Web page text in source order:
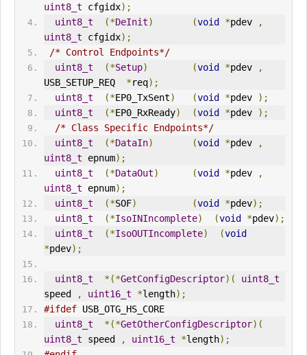
uint8_t cfgidx);
uint8_t
(*DeInit) (void *pdev
,
uint8_t cfgidx);
/* Control Endpoints*/
uint8_t
(*Setup) (void *pdev
,
USB_ SETUP_REQ *req);
uint8_t
(*EP0_TxSent) (void *pdev
);
uint8_t
(*EP0_RxReady) (void *pdev
);
/* Class Specific Endpoints*/
uint8_t
(*DataIn) (void *pdev
,
uint8_t epnum);
uint8_t
(*DataOut) (void *pdev
,
uint8_t epnum);
uint8_t
(*SOF) (void *pdev);
uint8_t
(*IsoINIncomplete) (void *pdev);
uint8_t
(*IsoOUTIncomplete) (void
*pdev);
uint8_t *(*GetConfigDescriptor)(
uint8_t
speed
, uint16_t *length);
#ifdef USB_OTG_HS_CORE
uint8_t
*(*GetOtherConfigDescriptor)(
uint8_t speed , uint16_t *length);